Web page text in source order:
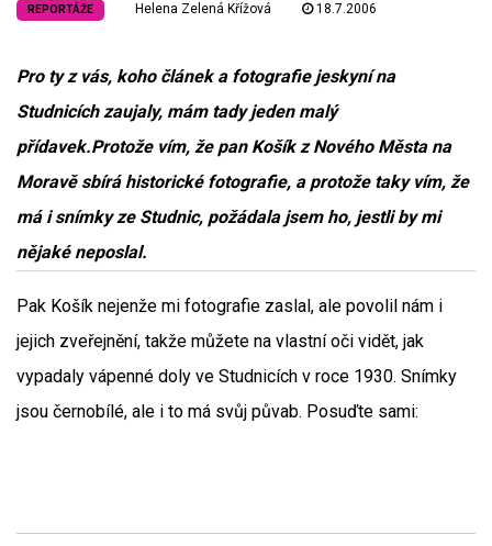
REPORTÁŽE Helena Zelená Křížová 18.7.2006
Pro ty z vás, koho článek a fotografie jeskyní na
Studnicích zaujaly, mám tady jeden malý
přídavek.Protože vím, že pan Košík z Nového Města na
Moravě sbírá historické fotografie, a protože taky vím, že
má i snímky ze Studnic, požádala jsem ho, jestli by mi
nějaké neposlal.
Pak Košík nejenže mi fotografie zaslal, ale povolil nám i
jejich zveřejnění, takže můžete na vlastní oči vidět, jak
vypadaly vápenné doly ve Studnicích v roce 1930. Snímky
jsou černobílé, ale i to má svůj půvab. Posuďte sami: